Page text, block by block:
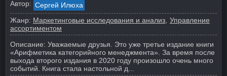
Автор: Сергей Илюха
Жанр: Маркетинговые исследования и анализ Управление
ассортиментом
Описание: Уважаемые друзья. Это уже третье издание книги
«Арифметика категорийного менеджмента». За время после
выхода второго издания в 2020 году произошло очень много
событий. Книга стала настольной д...